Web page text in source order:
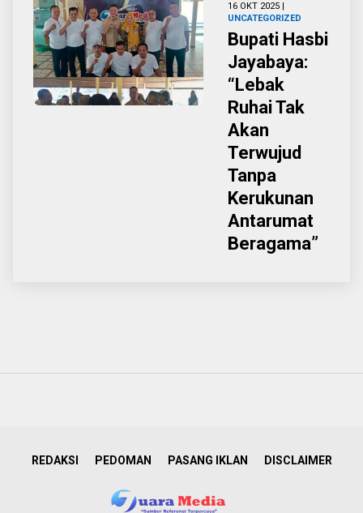
16 OKT 2025 |
UNCATEGORIZED
Bupati Hasbi
Jayabaya:
“Lebak
Ruhai Tak
Akan
Terwujud
Tanpa
Kerukunan
Antarumat
Beragama”
REDAKSI PEDOMAN PASANG IKLAN DISCLAIMER